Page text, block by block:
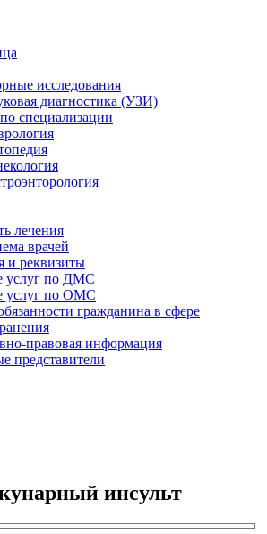
исследования
диагностика (УЗИ)
специализации
лечения
врачей
и реквизиты
услуг по ДМС
услуг по ОМС
гражданина в сфере
правовая информация
представители
инсульт